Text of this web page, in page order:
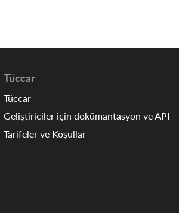
Tüccar
Tüccar
Geliştiriciler için dokümantasyon ve API
Tarifeler ve Koşullar